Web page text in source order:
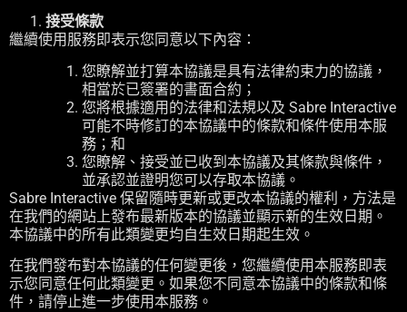
接受條款
繼續使用服務即表示您同意以下內容：
您瞭解並打算本協議是具有法律約束力的協議，
相當於已簽署的書面合約；
您將根據適用的法律和法規以及 Sabre Interactive
可能不時修訂的本協議中的條款和條件使用本服
務；和
您瞭解、接受並已收到本協議及其條款與條件，
並承認並證明您可以存取本協議。
Sabre Interactive 保留隨時更新或更改本協議的權利，方法是
在我們的網站上發布最新版本的協議並顯示新的生效日期。
本協議中的所有此類變更均自生效日期起生效。
在我們發布對本協議的任何變更後，您繼續使用本服務即表
示您同意任何此類變更。如果您不同意本協議中的條款和條
件，請停止進一步使用本服務。